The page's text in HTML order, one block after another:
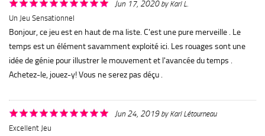
Jun 17, 2020by Karl L.
Un Jeu Sensationnel
Bonjour, ce jeu est en haut de ma liste. C'est une pure merveille . Le
temps est un élément savamment exploité ici. Les rouages sont une
idée de génie pour illustrer le mouvement et l'avancée du temps .
Achetez-le, jouez-y! Vous ne serez pas déçu .
Jun 24, 2019by Karl Létourneau
Excellent Jeu